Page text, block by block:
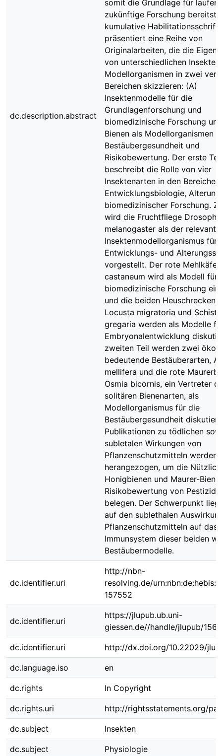
dc.description.abstract
somit die Grundlage für
zukünftige Forschung
kumulative Habilitationsschrift
präsentiert eine Reihe von
Originalarbeiten, die die
von unterschiedlichen
Modellorganismen in zwei
Bereichen skizzieren: (A)
Insektenmodelle für die
Grundlagenforschung und
biomedizinische Forschung
Bienen als Modellorganismen
Bestäubergesundheit und
Risikobewertung. Der erste Teil
beschreibt die Rolle von vier
Insektenarten in den Bereichen
Entwicklungsbiologie,
biomedizinischer Forschung.
wird die Fruchtfliege
melanogaster als der
Insektenmodellorganismus für
Entwicklungs- und
vorgestellt. Der rote Mehlkäfer
castaneum wird als Modell für
biomedizinische Forschung
und die beiden
Locusta migratoria und
gregaria werden als Modelle
Embryonalentwicklung
zweiten Teil werden zwei
bedeutende Bestäuberarten,
mellifera und die rote
Osmia bicornis, ein Vertreter
solitären Bienenarten, als
Modellorganismus für die
Bestäubergesundheit
Publikationen zu tödlichen
subletalen Wirkungen von
Pflanzenschutzmitteln werden
herangezogen, um die
Honigbienen und Maurer-
Risikobewertung von
belegen. Der Schwerpunkt
auf den sublethalen
Pflanzenschutzmitteln auf das
Immunsystem dieser beiden
Bestäubermodelle.
dc.identifier.uri
http://nbn-
resolving.de/
157552
dc.identifier.uri
https://jlupub.ub.uni-
giessen.de//handle/jlupub/
dc.identifier.uri http://dx.doi.org/10.22029/
dc.language.iso en
dc.rights In Copyright
dc.rights.uri http://rightsstatements.org/
dc.subject Insekten
dc.subject Physiologie